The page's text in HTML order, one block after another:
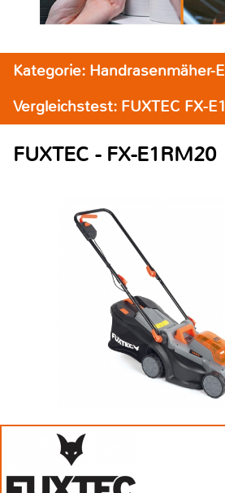
Kategorie: Handrasenmäher-
Vergleichstest: FUXTEC FX-
FUXTEC - FX-E1RM20